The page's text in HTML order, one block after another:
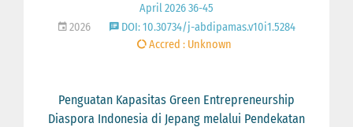
April 2026 36-45
2026
DOI: 10.30734/j-abdipamas.v10i1.5284
Accred : Unknown
Penguatan Kapasitas Green Entrepreneurship
Diaspora Indonesia di Jepang melalui Pendekatan